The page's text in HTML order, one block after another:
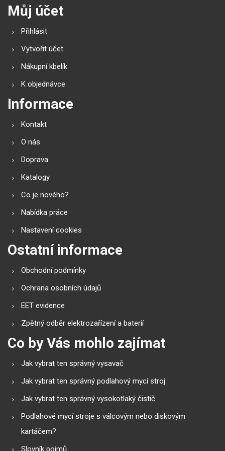
Můj účet
Přihlásit
Vytvořit účet
Nákupní kbelík
K objednávce
Informace
Kontakt
O nás
Doprava
Katalogy
Co je nového?
Nabídka práce
Nastavení cookies
Ostatní informace
Obchodní podmínky
Ochrana osobních údajů
EET evidence
Zpětný odběr elektrozařízení a baterií
Co by Vás mohlo zajímat
Jak vybrat ten správný vysavač
Jak vybrat ten správný podlahový mycí stroj
Jak vybrat ten správný vysokotlaký čistič
Podlahové mycí stroje s válcovým nebo diskovým
kartáčem?